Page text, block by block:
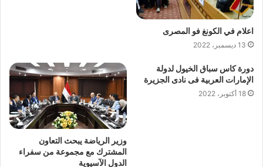
اعلام في الكونغ فو المصرى
13 ديسمبر، 2022
دورة كاس سباق الخيول لدولة
الإمارات العربية فى نادى الجزيرة
18 أكتوبر، 2022
وزير الرياضة يبحث التعاون
المشترك مع مجموعة من سفراء
الدول الآسيوية